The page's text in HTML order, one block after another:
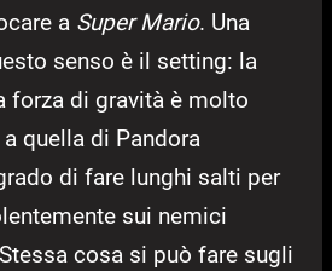
a Super Mario. Una
senso è il setting: la
forza di gravità è molto
quella di Pandora
di fare lunghi salti per
sui nemici
cosa si può fare sugli